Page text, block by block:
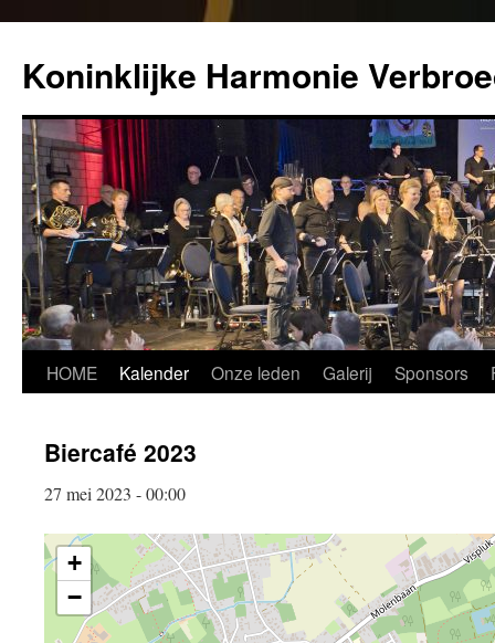
Koninklijke Harmonie
Spring
inhoud
HOME Kalender Onze leden Galerij Sponsors
Biercafé 2023
27 mei 2023 - 00:00
+
−